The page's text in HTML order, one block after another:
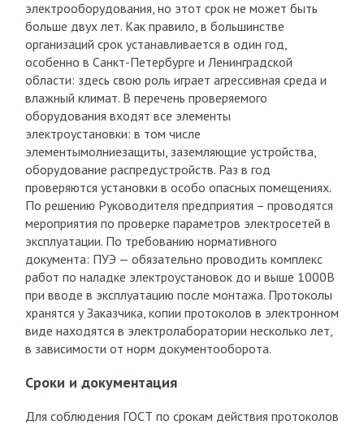
электрооборудования, но этот срок не может быть
больше двух лет. Как правило, в большинстве
организаций срок устанавливается в один год,
особенно в Санкт-Петербурге и Ленинградской
области: здесь свою роль играет агрессивная среда и
влажный климат. В перечень проверяемого
оборудования входят все элементы
электроустановки: в том числе
элементымолниезащиты, заземляющие устройства,
оборудование распредустройств. Раз в год
проверяются установки в особо опасных помещениях.
По решению Руководителя предприятия – проводятся
мероприятия по проверке параметров электросетей в
эксплуатации. По требованию нормативного
документа: ПУЭ — обязательно проводить комплекс
работ по наладке электроустановок до и выше 1000В
при вводе в эксплуатацию после монтажа. Протоколы
хранятся у Заказчика, копии протоколов в электронном
виде находятся в электролаборатории несколько лет,
в зависимости от норм документооборота.
Сроки и документация
Для соблюдения ГОСТ по срокам действия протоколов